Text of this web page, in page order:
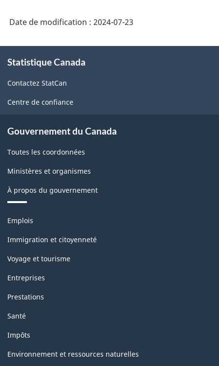
Date de modification : 2024-07-23
propos
ce
site
Statistique Canada
Contactez StatCan
Centre de confiance
Gouvernement du Canada
Toutes les coordonnées
Ministères et organismes
À propos du gouvernement
Thèmes
sujets
Emplois
Immigration et citoyenneté
Voyage et tourisme
Entreprises
Prestations
Santé
Impôts
Environnement et ressources naturelles